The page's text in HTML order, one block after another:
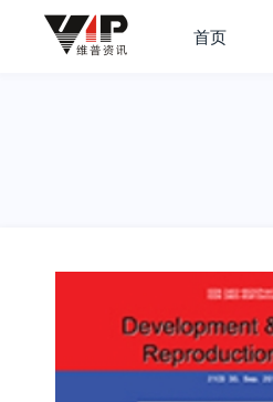
首页